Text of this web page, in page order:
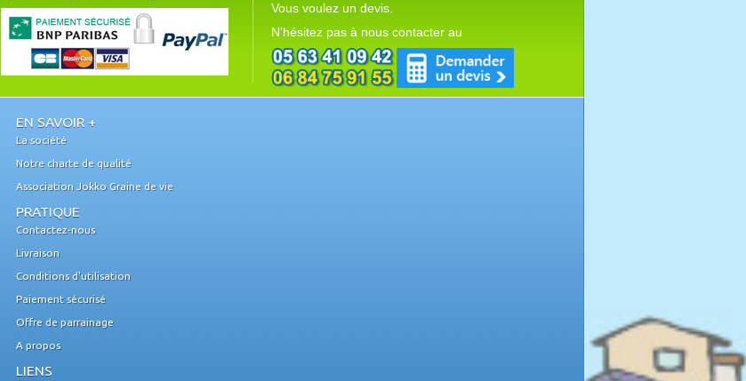
Vous voulez un devis.
N'hésitez pas à nous contacter au
EN SAVOIR +
La société
Notre charte de qualité
Association Jokko Graine de vie
PRATIQUE
Contactez-nous
Livraison
Conditions d'utilisation
Paiement sécurisé
Offre de parrainage
A propos
LIENS